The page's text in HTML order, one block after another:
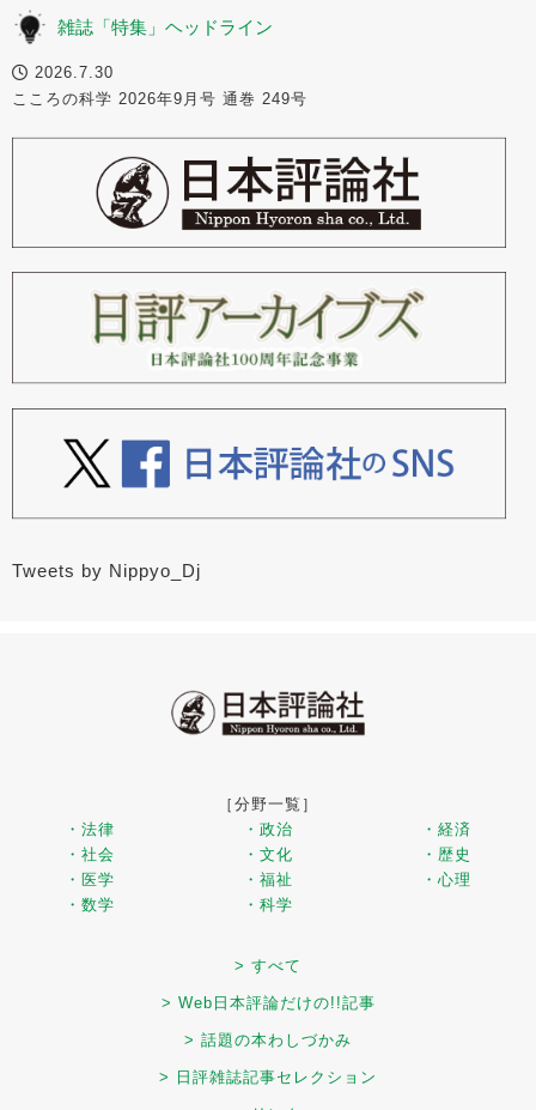
雑誌「特集」ヘッドライン
2026.7.30
こころの科学 2026年9月号 通巻 249号
Tweets by Nippyo_Dj
［分野一覧］
・法律
・政治
・経済
・社会
・文化
・歴史
・医学
・福祉
・心理
・数学
・科学
> すべて
> Web日本評論だけの!!記事
> 話題の本わしづかみ
> 日評雑誌記事セレクション